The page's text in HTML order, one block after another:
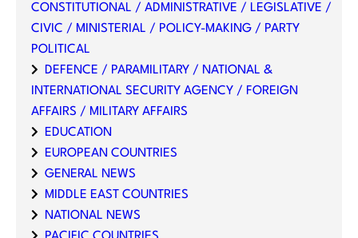
CONSTITUTIONAL / ADMINISTRATIVE / LEGISLATIVE /
CIVIC / MINISTERIAL / POLICY-MAKING / PARTY
POLITICAL
DEFENCE / PARAMILITARY / NATIONAL &
INTERNATIONAL SECURITY AGENCY / FOREIGN
AFFAIRS / MILITARY AFFAIRS
EDUCATION
EUROPEAN COUNTRIES
GENERAL NEWS
MIDDLE EAST COUNTRIES
NATIONAL NEWS